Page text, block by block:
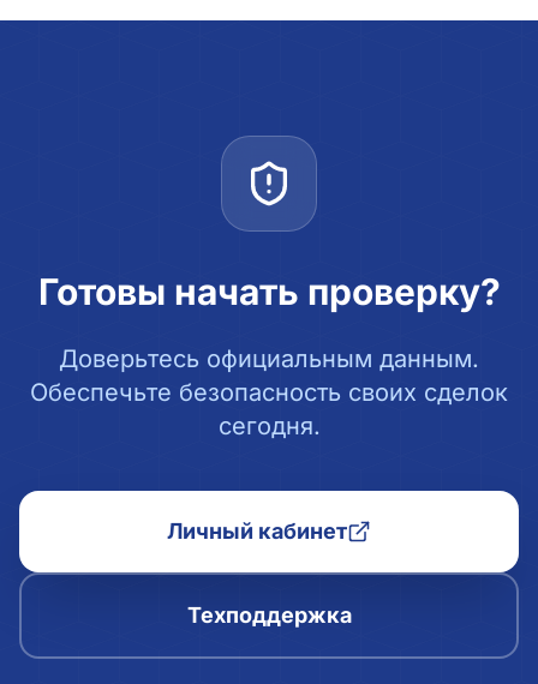
Готовы начать проверку?
Доверьтесь официальным данным.
Обеспечьте безопасность своих сделок
сегодня.
Личный кабинет
Техподдержка